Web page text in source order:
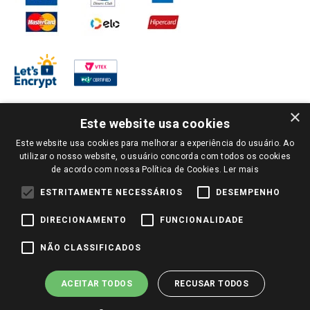
PARA VER OS PREÇOS DA SUA REGIÃO, FAÇA LOGIN E SELECIONE A LOJA DE
SUA PREFERÊNCIA. SOMENTE APÓS O LOGIN, OS PREÇOS DA SUA REGIÃO OU
LOJA SERÃO CARREGADOS.
TODOS OS PREÇOS E CONDIÇÕES COMERCIAIS DESTE SITE SÃO VÁLIDOS APENAS
PARA COMPRAS REALIZADAS NO GIASSI.COM.BR E NA LOJA SELECIONADA
PREÇOS PARA AS VENDAS ONLINE DIVULGADOS NO SITE PREVALECEM ANTE
COMUNICAÇÃO E SITES DE BUSCAS.
2022 COPYRIGHT - GIASSI SUPERMERCADOS. TODOS OS DIREITOS RESERVADOS.
×
Este website usa cookies
Este website usa cookies para melhorar a experiência do usuário. Ao
utilizar o nosso website, o usuário concorda com todos os cookies
de acordo com nossa Política de Cookies. Ler mais
ESTRITAMENTE NECESSÁRIOS DESEMPENHO
DIRECIONAMENTO FUNCIONALIDADE
NÃO CLASSIFICADOS
ACEITAR TODOS RECUSAR TODOS